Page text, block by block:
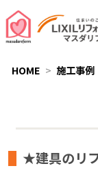
HOME 施工事例
★建具のリ